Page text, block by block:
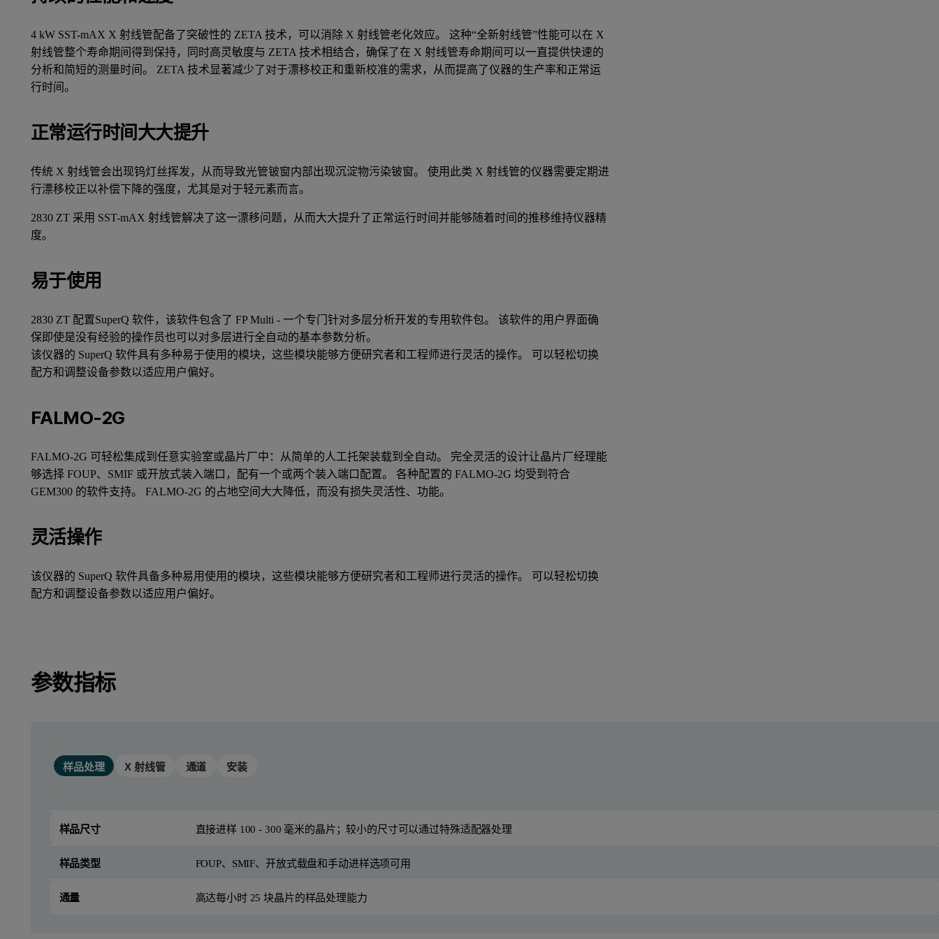
4 kW SST-mAX X 射线管配备了突破性的 ZETA 技术，可以消除 X 射线管老化效应。 这种“全新射线管”性能可以在 X
射线管整个寿命期间得到保持，同时高灵敏度与 ZETA 技术相结合，确保了在 X 射线管寿命期间可以一直提供快速的
分析和简短的测量时间。 ZETA 技术显著减少了对于漂移校正和重新校准的需求，从而提高了仪器的生产率和正常运
行时间。
正常运行时间大大提升
传统 X 射线管会出现钨灯丝挥发，从而导致光管铍窗内部出现沉淀物污染铍窗。 使用此类 X 射线管的仪器需要定期进
行漂移校正以补偿下降的强度，尤其是对于轻元素而言。
2830 ZT 采用 SST-mAX 射线管解决了这一漂移问题，从而大大提升了正常运行时间并能够随着时间的推移维持仪器精
度。
易于使用
2830 ZT 配置SuperQ 软件，该软件包含了 FP Multi - 一个专门针对多层分析开发的专用软件包。 该软件的用户界面确
保即使是没有经验的操作员也可以对多层进行全自动的基本参数分析。
该仪器的 SuperQ 软件具有多种易于使用的模块，这些模块能够方便研究者和工程师进行灵活的操作。 可以轻松切换
配方和调整设备参数以适应用户偏好。
FALMO-2G
FALMO-2G 可轻松集成到任意实验室或晶片厂中：从简单的人工托架装载到全自动。 完全灵活的设计让晶片厂经理能
够选择 FOUP、SMIF 或开放式装入端口，配有一个或两个装入端口配置。 各种配置的 FALMO-2G 均受到符合
GEM300 的软件支持。 FALMO-2G 的占地空间大大降低，而没有损失灵活性、功能。
灵活操作
该仪器的 SuperQ 软件具备多种易用使用的模块，这些模块能够方便研究者和工程师进行灵活的操作。 可以轻松切换
配方和调整设备参数以适应用户偏好。
参数指标
样品处理 X 射线管 通道 安装
样品尺寸 直接进样 100 - 300 毫米的晶片；较小的尺寸可以通过特殊适配器处理
样品类型 FOUP、SMIF、开放式载盘和手动进样选项可用
通量 高达每小时 25 块晶片的样品处理能力